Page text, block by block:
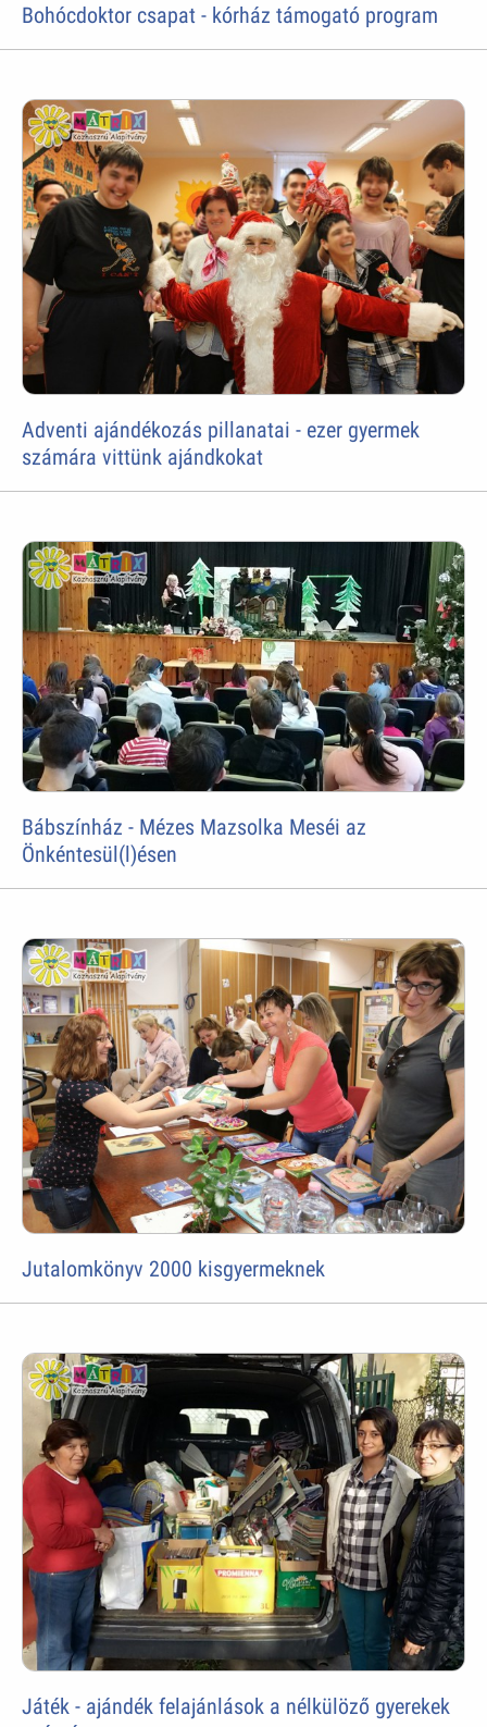
Bohócdoktor csapat - kórház támogató program
Adventi ajándékozás pillanatai - ezer gyermek
számára vittünk ajándkokat
Bábszínház - Mézes Mazsolka Meséi az
Önkéntesül(l)ésen
Jutalomkönyv 2000 kisgyermeknek
Játék - ajándék felajánlások a nélkülöző gyerekek